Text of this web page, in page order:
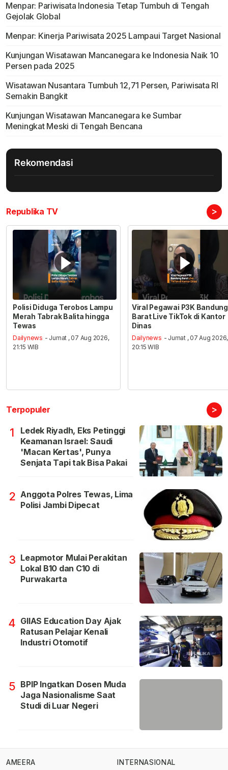
Menpar: Pariwisata Indonesia Tetap Tumbuh di Tengah
Gejolak Global
Menpar: Kinerja Pariwisata 2025 Lampaui Target Nasional
Kunjungan Wisatawan Mancanegara ke Indonesia Naik 10
Persen pada 2025
Wisatawan Nusantara Tumbuh 12,71 Persen, Pariwisata RI
Semakin Bangkit
Kunjungan Wisatawan Mancanegara ke Sumbar
Meningkat Meski di Tengah Bencana
Rekomendasi
Republika TV >
Polisi Diduga Terobos Lampu
Merah Tabrak Balita hingga
Tewas
Dailynews - Jumat , 07 Aug 2026,
21:15 WIB
Viral Pegawai P3K Bandung
Barat Live TikTok di Kantor
Dinas
Dailynews - Jumat , 07 Aug 2026,
20:15 WIB
Terpopuler >
1
Ledek Riyadh, Eks Petinggi
Keamanan Israel: Saudi
'Macan Kertas', Punya
Senjata Tapi tak Bisa Pakai
2 Anggota Polres Tewas, Lima
Polisi Jambi Dipecat
3 Leapmotor Mulai Perakitan
Lokal B10 dan C10 di
Purwakarta
4 GIIAS Education Day Ajak
Ratusan Pelajar Kenali
Industri Otomotif
5 BPIP Ingatkan Dosen Muda
Jaga Nasionalisme Saat
Studi di Luar Negeri
AMEERA INTERNASIONAL